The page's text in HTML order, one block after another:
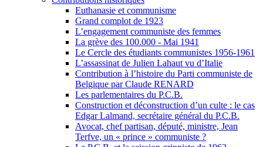
Euthanasie et communisme
Grand complot de 1923
L’engagement communiste des femmes
La grève des 100.000 - Mai 1941
Le Cercle des étudiants communistes 1956-1961
L’assassinat de Julien Lahaut vu d’Italie
Contribution à l’histoire du Parti communiste de
Belgique par Claude RENARD
Les parlementaires du P.C.B.
Construction et déconstruction d’un culte : le cas
Edgar Lalmand, secrétaire général du P.C.B.
Avocat, chef partisan, député, ministre, Jean
Terfve, un « prince » communiste ?